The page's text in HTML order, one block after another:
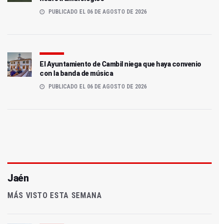
PUBLICADO EL 06 DE AGOSTO DE 2026
El Ayuntamiento de Cambil niega que haya convenio
con la banda de música
PUBLICADO EL 06 DE AGOSTO DE 2026
Jaén
MÁS VISTO ESTA SEMANA